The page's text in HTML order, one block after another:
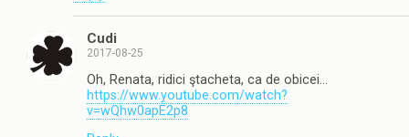
Cudi
2017-08-25
Oh, Renata, ridici ştacheta, ca de obicei…
https://www.youtube.com/watch?
v=wQhw0apE2p8